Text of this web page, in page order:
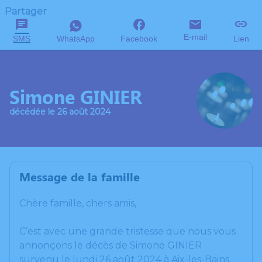
Partager
SMS WhatsApp Facebook E-mail Lien
Simone GINIER
décédée le 26 août 2024
Message de la famille
Chère famille, chers amis,
C’est avec une grande tristesse que nous vous
annonçons le décès de Simone GINIER
survenu le lundi 26 août 2024 à Aix-les-Bains.